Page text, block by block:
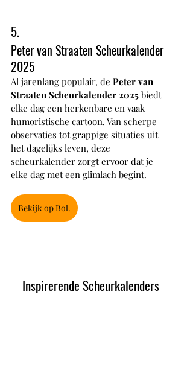
5.
Peter van Straaten Scheurkalender
2025
Al jarenlang populair, de Peter van
Straaten Scheurkalender 2025 biedt
elke dag een herkenbare en vaak
humoristische cartoon. Van scherpe
observaties tot grappige situaties uit
het dagelijks leven, deze
scheurkalender zorgt ervoor dat je
elke dag met een glimlach begint.
Bekijk op Bol.
Inspirerende Scheurkalenders